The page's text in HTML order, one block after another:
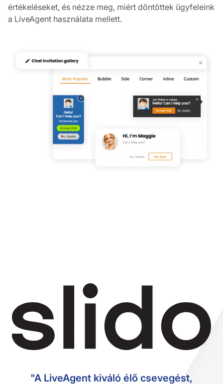
értékeléseket, és nézze meg, miért döntöttek ügyfeleink
a LiveAgent használata mellett.
"A LiveAgent kiváló élő csevegést,